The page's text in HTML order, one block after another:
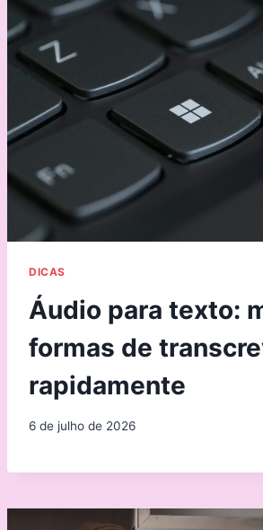
DICAS
Áudio para texto:
formas de
rapidamente
6 de julho de 2026